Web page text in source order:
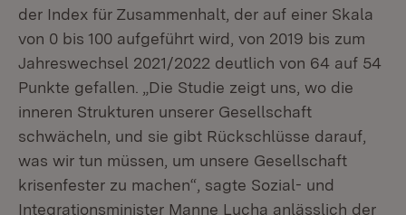
der Index für Zusammenhalt, der auf einer Skala
von 0 bis 100 aufgeführt wird, von 2019 bis zum
Jahreswechsel 2021/2022 deutlich von 64 auf 54
Punkte gefallen. „Die Studie zeigt uns, wo die
inneren Strukturen unserer Gesellschaft
schwächeln, und sie gibt Rückschlüsse darauf,
was wir tun müssen, um unsere Gesellschaft
krisenfester zu machen“, sagte Sozial- und
Integrationsminister Manne Lucha anlässlich der